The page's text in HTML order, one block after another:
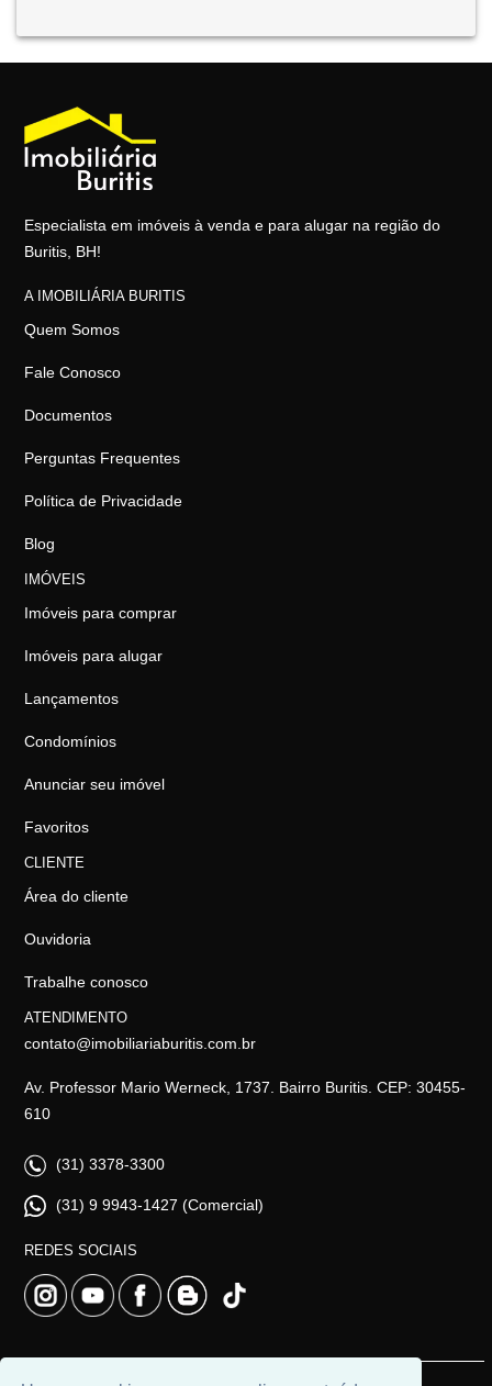
Especialista em imóveis à venda e para alugar na região do
Buritis, BH!
A IMOBILIÁRIA BURITIS
Quem Somos
Fale Conosco
Documentos
Perguntas Frequentes
Política de Privacidade
Blog
IMÓVEIS
Imóveis para comprar
Imóveis para alugar
Lançamentos
Condomínios
Anunciar seu imóvel
Favoritos
CLIENTE
Área do cliente
Ouvidoria
Trabalhe conosco
ATENDIMENTO
contato@imobiliariaburitis.com.br
Av. Professor Mario Werneck, 1737. Bairro Buritis. CEP: 30455-
610
(31) 3378-3300
(31) 9 9943-1427 (Comercial)
REDES SOCIAIS